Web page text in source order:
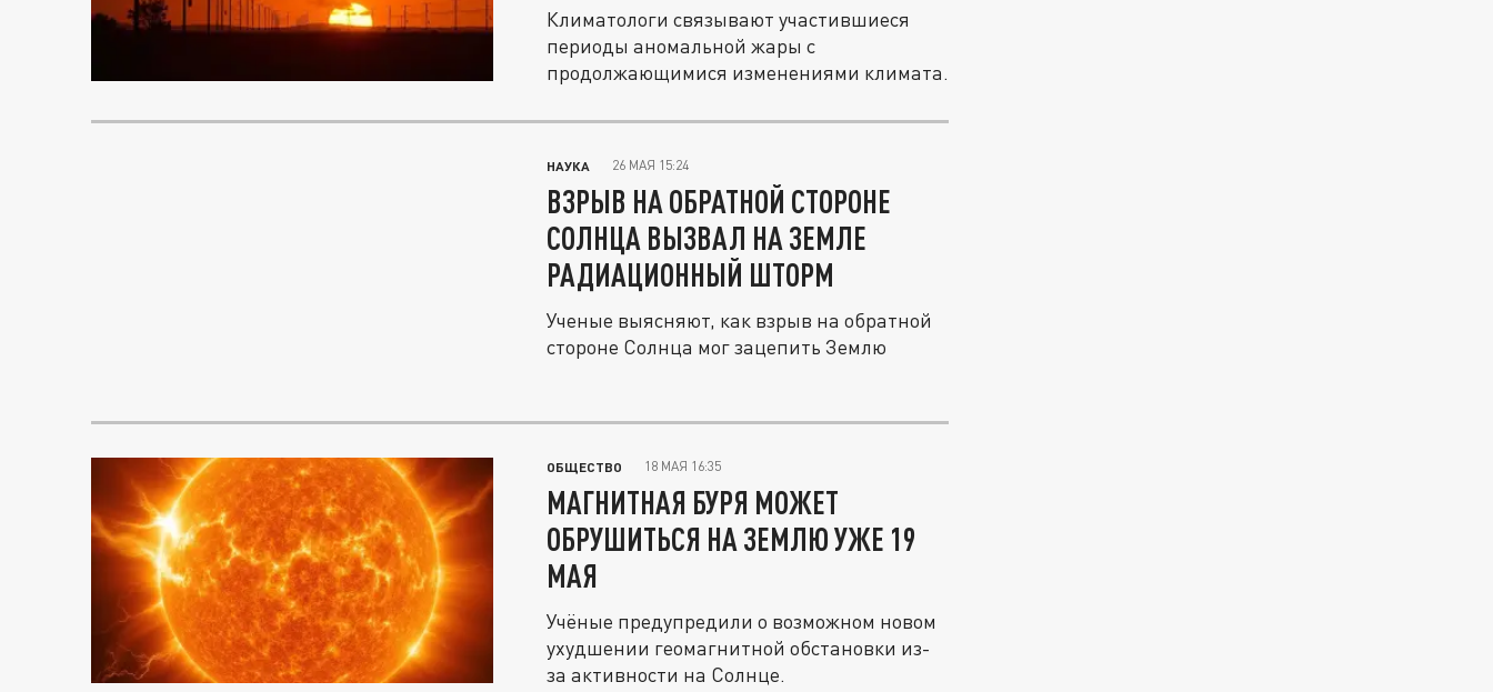
Климатологи связывают участившиеся
периоды аномальной жары с
продолжающимися изменениями климата.
НАУКА 26 МАЯ 15:24
ВЗРЫВ НА ОБРАТНОЙ СТОРОНЕ
СОЛНЦА ВЫЗВАЛ НА ЗЕМЛЕ
РАДИАЦИОННЫЙ ШТОРМ
Ученые выясняют, как взрыв на обратной
стороне Солнца мог зацепить Землю
ОБЩЕСТВО 18 МАЯ 16:35
МАГНИТНАЯ БУРЯ МОЖЕТ
ОБРУШИТЬСЯ НА ЗЕМЛЮ УЖЕ 19
МАЯ
Учёные предупредили о возможном новом
ухудшении геомагнитной обстановки из-
за активности на Солнце.